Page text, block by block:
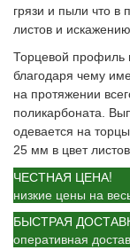
грязи и пыли что в
листов и
Торцевой профиль
благодаря чему
на протяжении
поликарбоната.
одевается на
25 мм в цвет листов.
ЧЕСТНАЯ ЦЕНА!
низкие цены на
БЫСТРАЯ
оперативная